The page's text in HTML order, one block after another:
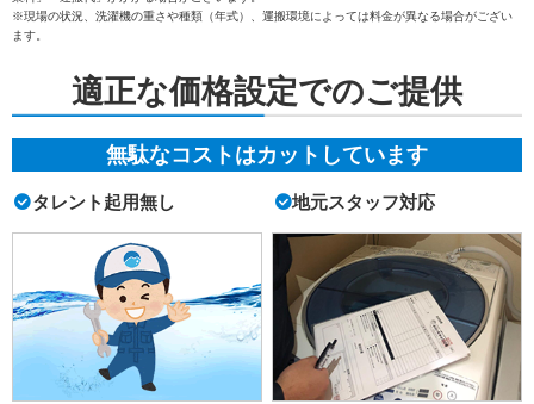
※現場の状況、洗濯機の重さや種類（年式）、運搬環境によっては料金が異なる場合がござい
ます。
適正な価格設定でのご提供
無駄なコストはカットしています
タレント起用無し 地元スタッフ対応